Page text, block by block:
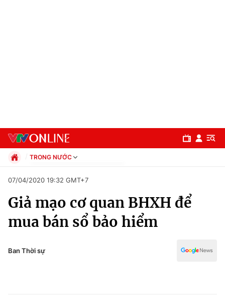
Chuyên mục
Chính trị
TRONG NƯỚC
Xã hội
Pháp luật
Kinh tế
Thể thao
Văn hóa - Giải trí
07/04/2020 19:32 GMT+7
Giả mạo cơ quan BHXH để
mua bán sổ bảo hiểm
Ban Thời sự